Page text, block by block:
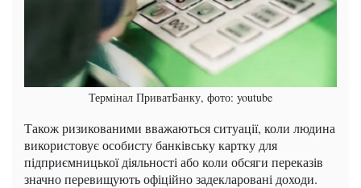
Термінал ПриватБанку, фото: youtube
Також ризикованими вважаються ситуації, коли людина
використовує особисту банківську картку для
підприємницької діяльності або коли обсяги переказів
значно перевищують офіційно задекларовані доходи.